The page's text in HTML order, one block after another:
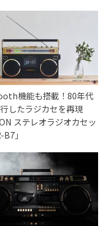
機能も搭載！80年代
したラジカセを再現
ステレオラジオカセッ
B7」